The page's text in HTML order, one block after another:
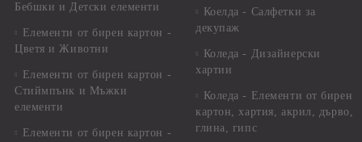
Бебшки и Детски елементи
Елементи от бирен картон -
Цветя и Животни
Елементи от бирен картон -
Стиймпънк и Мъжки
елементи
Елементи от бирен картон -
Коелда - Салфетки за
декупаж
Коледа - Дизайнерски
хартии
Коледа - Eлементи от бирен
картон, хартия, акрил, дърво,
глина, гипс